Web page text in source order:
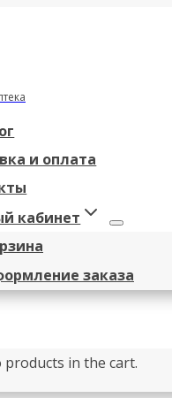
и оплата
кабинет
заказа
products in the cart.